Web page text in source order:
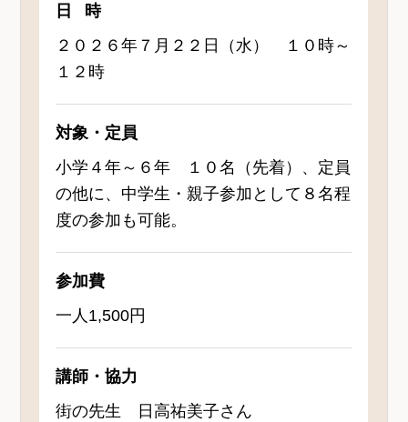
日時
２０２６年７月２２日（水） １０時～
１２時
対象・定員
小学４年～６年 １０名（先着）、定員
の他に、中学生・親子参加として８名程
度の参加も可能。
参加費
一人1,500円
講師・協力
街の先生 日高祐美子さん